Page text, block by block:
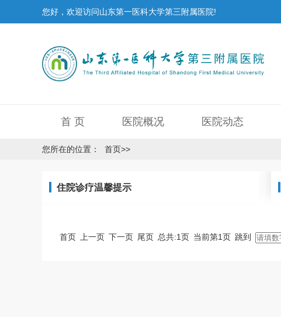
您好，欢迎访问山东第一医科大学第三附属医院!
首 页 医院概况 医院动态
您所在的位置： 首页>>
住院诊疗温馨提示
首页 上一页 下一页 尾页 总共:1页 当前第1页 跳到